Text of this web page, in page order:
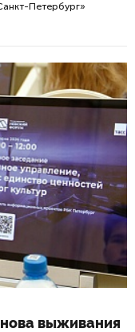
Петербург»
выживания